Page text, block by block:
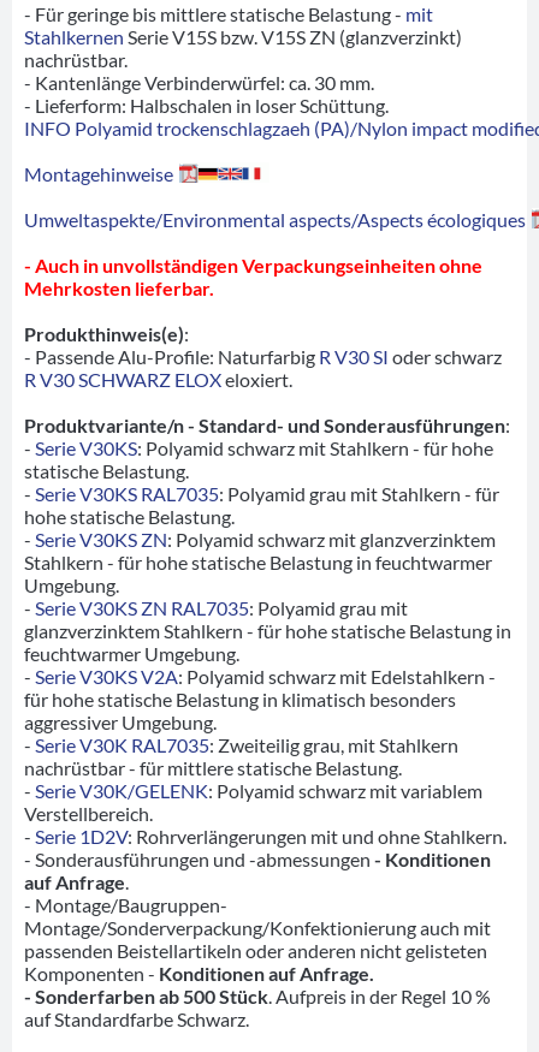
- Für geringe bis mittlere statische Belastung - mit
Stahlkernen Serie V15S bzw. V15S ZN (glanzverzinkt)
nachrüstbar.
- Kantenlänge Verbinderwürfel: ca. 30 mm.
- Lieferform: Halbschalen in loser Schüttung.
INFO Polyamid trockenschlagzaeh (PA)/Nylon impact
Montagehinweise
Umweltaspekte/Environmental aspects/Aspects écologiques
- Auch in unvollständigen Verpackungseinheiten ohne
Mehrkosten lieferbar.
Produkthinweis(e):
- Passende Alu-Profile: Naturfarbig R V30 SI oder schwarz
R V30 SCHWARZ ELOXeloxiert.
Produktvariante/n - Standard- und Sonderausführungen:
- Serie V30KS: Polyamid schwarz mit Stahlkern - für hohe
statische Belastung.
- Serie V30KS RAL7035: Polyamid grau mit Stahlkern - für
hohe statische Belastung.
- Serie V30KS ZN: Polyamid schwarz mit glanzverzinktem
Stahlkern - für hohe statische Belastung in feuchtwarmer
Umgebung.
- Serie V30KS ZN RAL7035: Polyamid grau mit
glanzverzinktem Stahlkern - für hohe statische Belastung in
feuchtwarmer Umgebung.
- Serie V30KS V2A: Polyamid schwarz mit Edelstahlkern -
für hohe statische Belastung in klimatisch besonders
aggressiver Umgebung.
- Serie V30K RAL7035: Zweiteilig grau, mit Stahlkern
nachrüstbar - für mittlere statische Belastung.
- Serie V30K/GELENK: Polyamid schwarz mit variablem
Verstellbereich.
- Serie 1D2V: Rohrverlängerungen mit und ohne Stahlkern.
- Sonderausführungen und -abmessungen - Konditionen
auf Anfrage
- Montage/Baugruppen-
Montage/Sonderverpackung/Konfektionierung auch mit
passenden Beistellartikeln oder anderen nicht gelisteten
Komponenten - Konditionen auf Anfrage.
- Sonderfarben ab 500 Stück . Aufpreis in der Regel 10 %
auf Standardfarbe Schwarz.